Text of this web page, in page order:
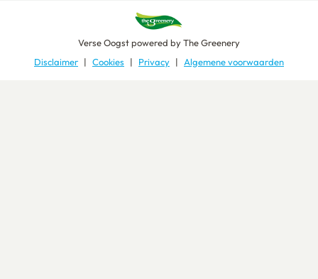
Verse Oogstpowered byThe Greenery
Disclaimer
Cookies Privacy Algemene voorwaarden